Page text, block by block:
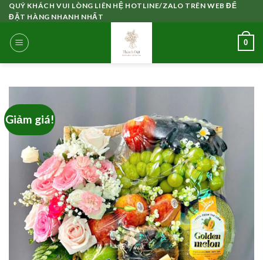
Skip
to
content
QUÝ KHÁCH VUI LÒNG LIÊN HỆ HOTLINE/ZALO TRÊN WEB ĐỂ
ĐẶT HÀNG NHANH NHẤT
0
Giảm giá!